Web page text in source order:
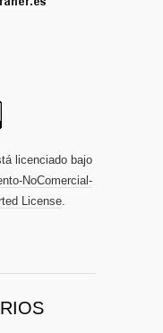
licenciado bajo
NoComercial-
License.